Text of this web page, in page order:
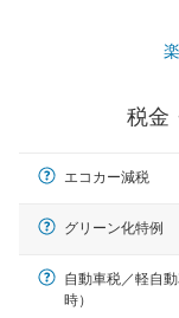
税金
エコカー減税
グリーン化特例
自動車税／軽自
時）